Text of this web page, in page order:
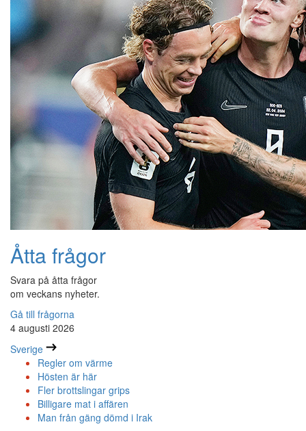
Åtta frågor
Svara på åtta frågor
om veckans nyheter.
Gå till frågorna
4 augusti 2026
Sverige
Regler om värme
Hösten är här
Fler brottslingar grips
Billigare mat i affären
Man från gäng dömd i Irak